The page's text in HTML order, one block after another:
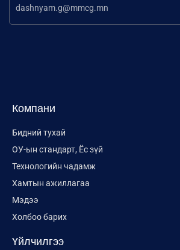
dashnyam.g@mmcg.mn
Компани
Бидний тухай
ОУ-ын стандарт, Ёс зүй
Технологийн чадамж
Хамтын ажиллагаа
Мэдээ
Холбоо барих
Үйлчилгээ